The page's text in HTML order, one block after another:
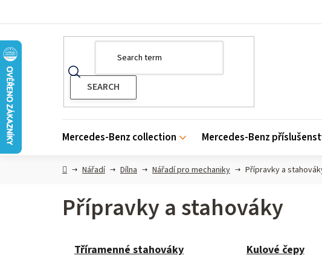
Mercedes-Benz collection Mercedes-Benz
HomeNářadí Dílna Nářadí pro mechaniky Přípravky a
Přípravky a stahováky
Tříramenné stahováky Kulové čepy